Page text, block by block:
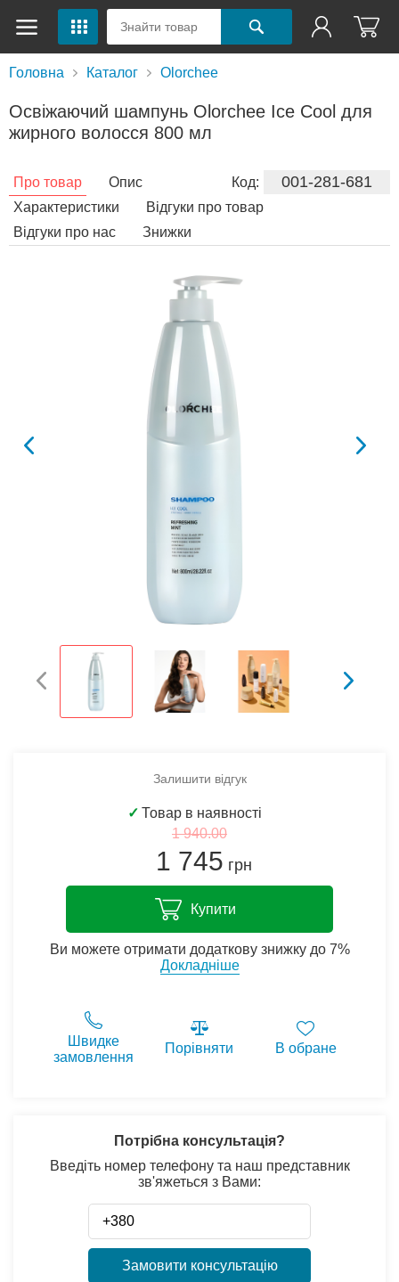
Головна Каталог Olorchee
Освіжаючий шампунь Olorchee Ice Cool для
жирного волосся 800 мл
Код: 001-281-681
Про товар
Опис
Характеристики
Відгуки про товар
Відгуки про нас
Знижки
Залишити відгук
✓ Товар в наявності
1 940.00
1 745 грн
Купити
Ви можете отримати додаткову знижку до 7%
Докладніше
Швидке
замовлення
Порівняти В обране
Потрібна консультація?
Введіть номер телефону та наш представник
зв'яжеться з Вами:
Замовити консультацію